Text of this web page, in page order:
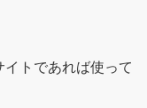
トであれば使って